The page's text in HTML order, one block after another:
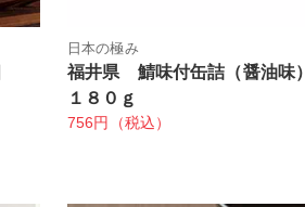
日本の極み
福井県 鯖味付缶詰（醤油味）
１８０ｇ
756円（税込）